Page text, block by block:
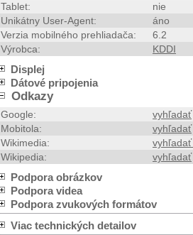
Tablet:
nie
Unikátny User-Agent:
áno
Verzia mobilného prehliadača:
6.2
Výrobca:
KDDI
Displej
Dátové pripojenia
Odkazy
Google:
vyhľadať
Mobitola:
vyhľadať
Wikimedia:
Wikipedia:
vyhľadať
Podpora obrázkov
Podpora videa
Podpora zvukových formátov
Viac technických detailov